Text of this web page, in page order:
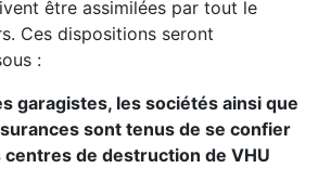
être assimilées par tout le
Ces dispositions seront
:
garagistes, les sociétés ainsi que
sont tenus de se confier
centres de destruction de VHU